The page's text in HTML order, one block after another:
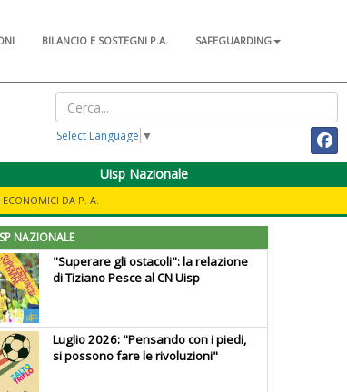
BILANCIO E SOSTEGNI P.A.
SAFEGUARDING
Select Language ▼
Uisp Nazionale
ECONOMICI DA P. A.
NAZIONALE
"Superare gli ostacoli": la relazione
di Tiziano Pesce al CN Uisp
Luglio 2026: "Pensando con i piedi,
si possono fare le rivoluzioni"